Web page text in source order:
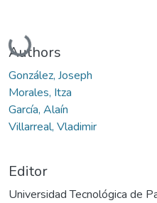
Cargando...
Authors
González, Joseph
Morales, Itza
García, Alaín
Villarreal, Vladimir
Editor
Universidad Tecnológica de